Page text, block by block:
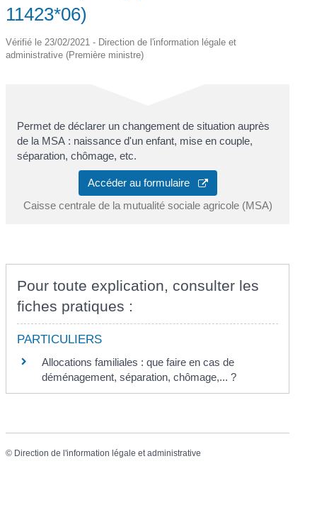
11423*06)
Vérifié le 23/02/2021 - Direction de l'information légale et
administrative (Première ministre)
Permet de déclarer un changement de situation auprès
de la MSA : naissance d'un enfant, mise en couple,
séparation, chômage, etc.
Accéder au formulaire
Caisse centrale de la mutualité sociale agricole (MSA)
Pour toute explication, consulter les
fiches pratiques :
PARTICULIERS
Allocations familiales : que faire en cas de
déménagement, séparation, chômage,... ?
© Direction de l'information légale et administrative